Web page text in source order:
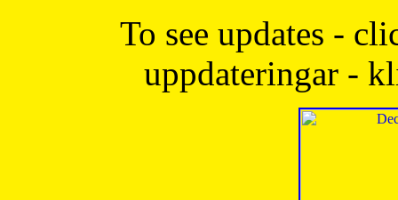
To see updates -
uppdateringar -